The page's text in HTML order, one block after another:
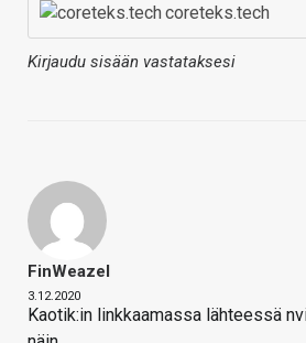
coreteks.tech
Kirjaudu sisään vastataksesi
FinWeazel
3.12.2020
Kaotik:in linkkaamassa lähteessä